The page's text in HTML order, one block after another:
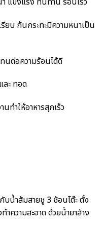
ยบ ก้นกระทะมีความหนาเป็น
นต่อความร้อนได้ดี
ละ ทอด
ทำให้อาหารสุกเร็ว
น้ำส้มสายชู 3 ช้อนโต๊ะ ตั้ง
ความสะอาด ด้วยน้ำยาล้าง